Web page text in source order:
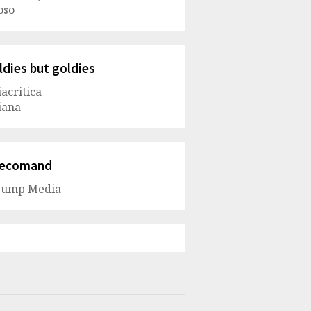
but goldies
Media